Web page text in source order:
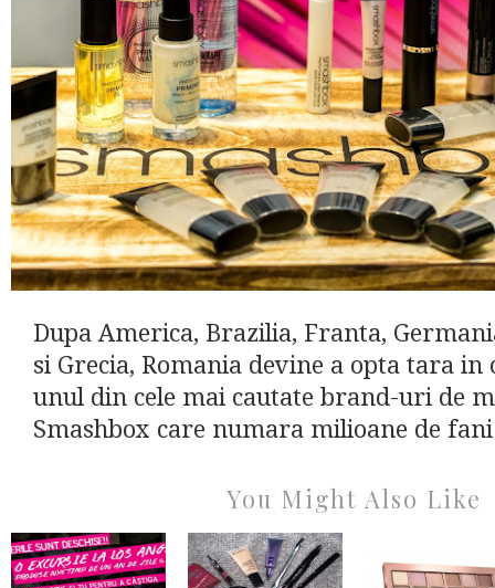
Dupa America, Brazilia, Franta,
si Grecia, Romania devine a opta tara in
unul din cele mai cautate brand-uri de
Smashbox care numara milioane de
You Might Also Like